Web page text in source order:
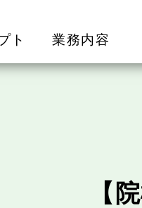
ト 業務内容
【